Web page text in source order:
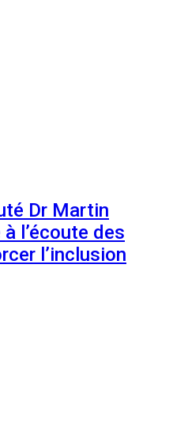
Dr Martin
l’écoute des
l’inclusion